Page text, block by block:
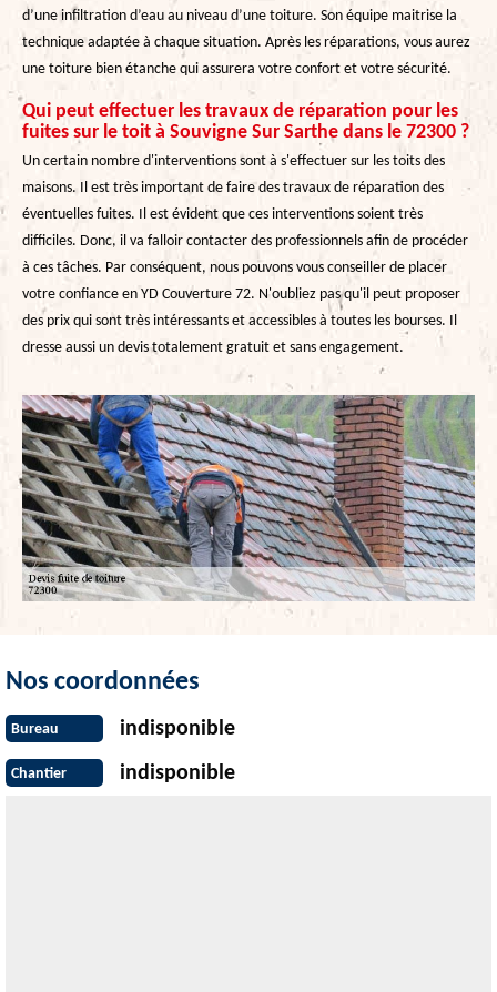
d’une infiltration d’eau au niveau d’une toiture. Son équipe maitrise la
technique adaptée à chaque situation. Après les réparations, vous aurez
une toiture bien étanche qui assurera votre confort et votre sécurité.
Qui peut effectuer les travaux de réparation pour les
fuites sur le toit à Souvigne Sur Sarthe dans le 72300 ?
Un certain nombre d'interventions sont à s'effectuer sur les toits des
maisons. Il est très important de faire des travaux de réparation des
éventuelles fuites. Il est évident que ces interventions soient très
difficiles. Donc, il va falloir contacter des professionnels afin de procéder
à ces tâches. Par conséquent, nous pouvons vous conseiller de placer
votre confiance en YD Couverture 72. N'oubliez pas qu'il peut proposer
des prix qui sont très intéressants et accessibles à toutes les bourses. Il
dresse aussi un devis totalement gratuit et sans engagement.
Nos coordonnées
Bureau indisponible
Chantier indisponible